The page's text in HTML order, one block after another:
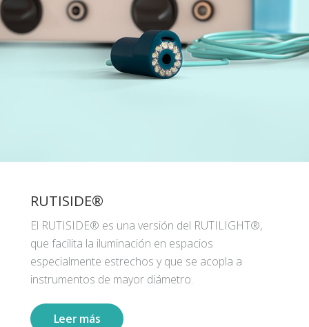
RUTISIDE®
El RUTISIDE® es una versión del RUTILIGHT®,
que facilita la iluminación en espacios
especialmente estrechos y que se acopla a
instrumentos de mayor diámetro.
Leer más